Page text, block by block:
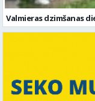
Valmieras dzimšanas